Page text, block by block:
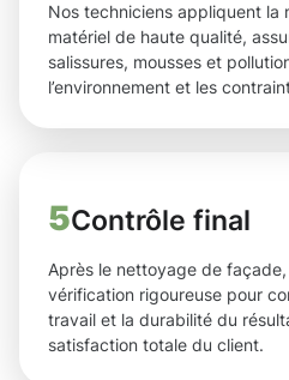
Nos techniciens appliquent la
matériel de haute qualité,
salissures, mousses et
l’environnement et les
5Contrôle final
Après le nettoyage de
vérification rigoureuse pour
travail et la durabilité du
satisfaction totale du client.